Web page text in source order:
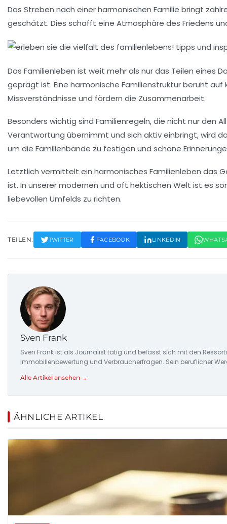
Das Streben nach einer harmonischen Familie bringt
geschätzt. Dies schafft eine Atmosphäre des Friedens
Das Familienleben ist weit mehr als nur das Teilen eines
geprägt ist. Eine harmonische Familienstrukturberuht auf
Missverständnisse und fördern die Zusammenarbeit.
Besonders wichtig sind Familienregeln, die nicht nur den
Verantwortung übernimmt und sich aktiv einbringt, wird
um die Familienbande zu festigen und schöne
Letztlich vermittelt ein harmonisches Familienleben das
ist. In unserer modernen und oft hektischen Welt ist es
liebevollen Umfelds zu richten.
TEILEN: TWITTER FACEBOOK LINKEDIN
Sven Frank
Sven Frank ist als Journalist tätig und befasst sich mit den
Immobilienbewertung und Verbraucherfragen. Sein beruflicher
Alle Artikel ansehen →
ÄHNLICHE ARTIKEL